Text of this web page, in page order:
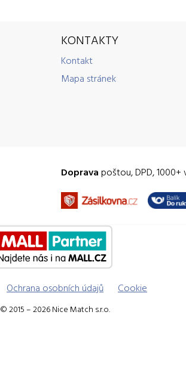
KONTAKTY
Kontakt
Mapa stránek
Doprava poštou, DPD,
Ochrana osobních údajů Cookie
© 2015 – 2026 Nice Match s.r.o.